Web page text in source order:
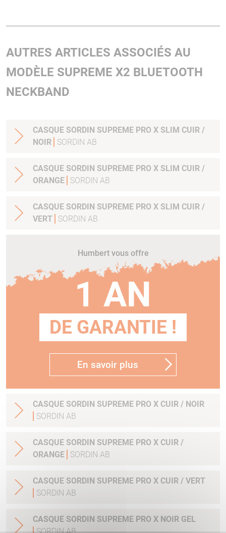
AUTRES ARTICLES ASSOCIÉS AU
MODÈLE SUPREME X2 BLUETOOTH
NECKBAND
CASQUE SORDIN SUPREME PRO X SLIM CUIR /
NOIR
SORDIN AB
CASQUE SORDIN SUPREME PRO X SLIM CUIR /
ORANGE
SORDIN AB
CASQUE SORDIN SUPREME PRO X SLIM CUIR /
VERT
SORDIN AB
Humbert vous offre
1 AN
DE GARANTIE !
En savoir plus
CASQUE SORDIN SUPREME PRO X CUIR / NOIR
SORDIN AB
CASQUE SORDIN SUPREME PRO X CUIR /
ORANGE
SORDIN AB
CASQUE SORDIN SUPREME PRO X CUIR / VERT
SORDIN AB
CASQUE SORDIN SUPREME PRO X NOIR GEL